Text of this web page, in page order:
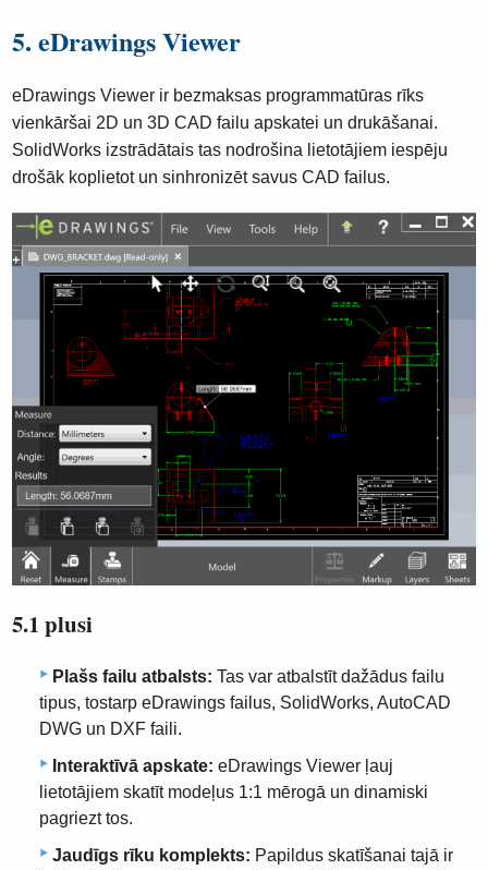
5. eDrawings Viewer
eDrawings Viewer ir bezmaksas programmatūras rīks
vienkāršai 2D un 3D CAD failu apskatei un drukāšanai.
SolidWorks izstrādātais tas nodrošina lietotājiem iespēju
drošāk koplietot un sinhronizēt savus CAD failus.
5.1 plusi
Plašs failu atbalsts: Tas var atbalstīt dažādus failu
tipus, tostarp eDrawings failus, SolidWorks, AutoCAD
DWG un DXF faili.
Interaktīvā apskate: eDrawings Viewer ļauj
lietotājiem skatīt modeļus 1:1 mērogā un dinamiski
pagriezt tos.
Jaudīgs rīku komplekts: Papildus skatīšanai tajā ir